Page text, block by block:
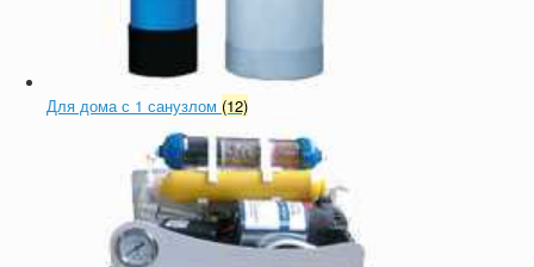
Для дома с 1 санузлом (12)